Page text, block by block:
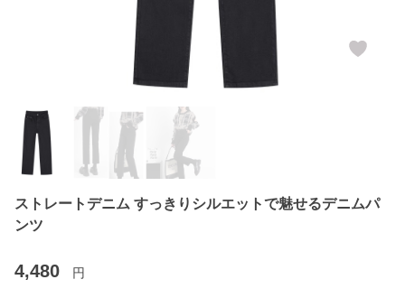
ストレートデニム すっきりシルエットで魅せるデニムパ
ンツ
4,480 円